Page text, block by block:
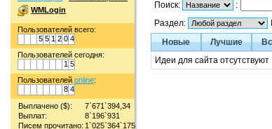
WMLogin
Пользователей всего:
5 5 1 2 0 4
Пользователей сегодня:
1 5
Пользователей online:
8 4
Выплачено ($):
7`671`394,34
Выплат:
8`196`931
Писем прочитано: 1`025`364`175
Поиск:
:
Раздел:
Новые
Лучшие
Идеи для сайта отсутствуют